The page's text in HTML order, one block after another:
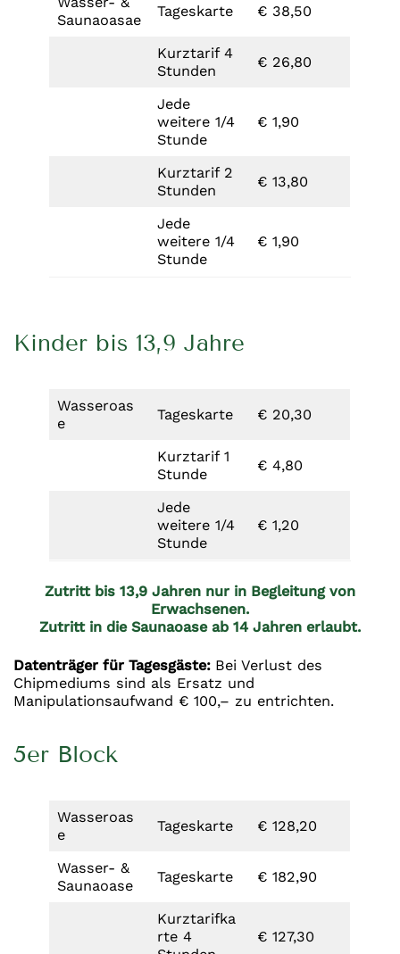
Saunaoasae
Tageskarte € 38,50
Kurztarif 4
Stunden
€ 26,80
Jede
weitere 1/4
Stunde
€ 1,90
Kurztarif 2
Stunden
€ 13,80
Jede
weitere 1/4
Stunde
€ 1,90
Kinder bis 13,9 Jahre
Wasseroas
e
Tageskarte € 20,30
Kurztarif 1
Stunde
€ 4,80
Jede
weitere 1/4
Stunde
€ 1,20
Zutritt bis 13,9 Jahren nur in Begleitung von
Erwachsenen.
Zutritt in die Saunaoase ab 14 Jahren erlaubt.
Datenträger für Tagesgäste: Bei Verlust des
Chipmediums sind als Ersatz und
Manipulationsaufwand € 100,– zu entrichten.
5er Block
Wasseroas
e
Tageskarte € 128,20
Wasser- &
Saunaoase
Tageskarte € 182,90
Kurztarifka
rte 4
€ 127,30